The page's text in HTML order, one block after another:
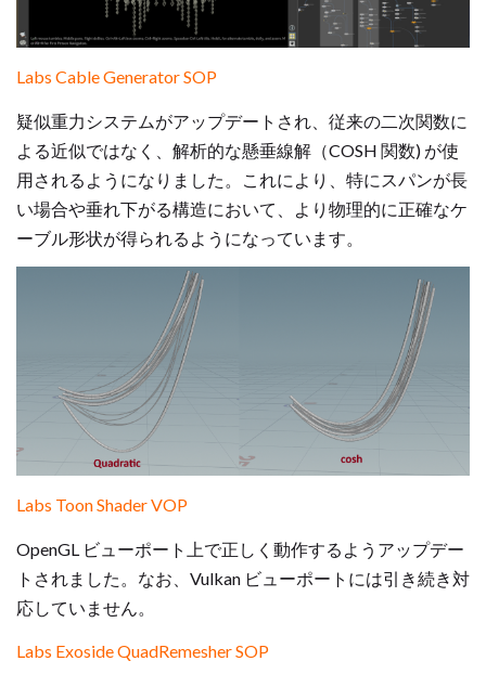
Labs Cable Generator SOP
疑似重力システムがアップデートされ、従来の二次関数に
よる近似ではなく、解析的な懸垂線解（COSH 関数) が使
用されるようになりました。これにより、特にスパンが長
い場合や垂れ下がる構造において、より物理的に正確なケ
ーブル形状が得られるようになっています。
Labs Toon Shader VOP
OpenGL ビューポート上で正しく動作するようアップデー
トされました。なお、Vulkan ビューポートには引き続き対
応していません。
Labs Exoside QuadRemesher SOP